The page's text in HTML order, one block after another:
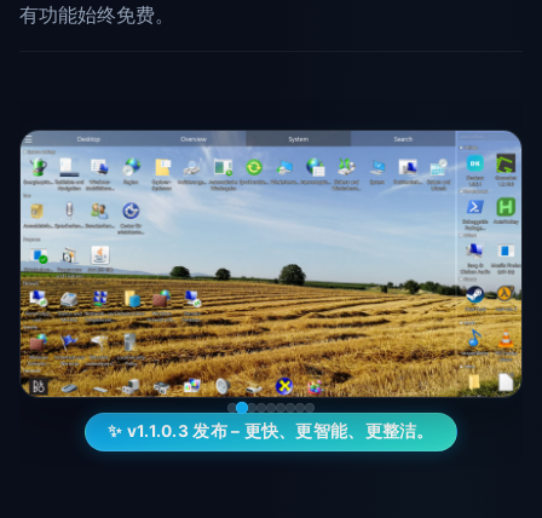
有功能始终免费。
✨ v1.1.0.3 发布 – 更快、更智能、更整洁。